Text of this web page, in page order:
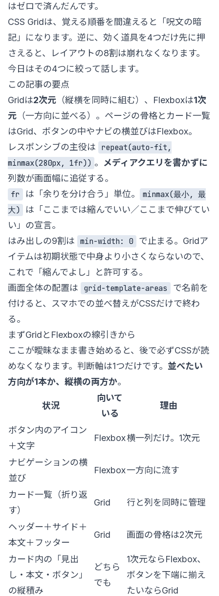
はゼロで済んだんです。
CSS Gridは、覚える順番を間違えると「呪文の暗
記」になります。逆に、効く道具を4つだけ先に押
さえると、レイアウトの8割は崩れなくなります。
今日はその4つに絞って話します。
この記事の要点
Gridは2次元 （縦横を同時に組む）、Flexboxは1次
元 （一方向に並べる）。ページの骨格とカード一覧
はGrid、ボタンの中やナビの横並びはFlexbox。
レスポンシブの主役は
repeat(auto-fit,
minmax(280px, 1fr)) 。 メディアクエリを書かずに
列数が画面幅に追従する。
fr
は「余りを分け合う」単位。
minmax(最小, 最
大)
は「ここまでは縮んでいい／ここまで伸びてい
い」の宣言。
はみ出しの9割は min-width: 0
で止まる。Gridア
イテムは初期状態で中身より小さくならないので、
これで「縮んでよし」と許可する。
画面全体の配置は
grid-template-areas
で名前を
付けると、スマホでの並べ替えがCSSだけで終わ
る。
まずGridとFlexboxの線引きから
ここが曖昧なまま書き始めると、後で必ずCSSが読
めなくなります。判断軸は1つだけです。 並べたい
方向が1本か、縦横の両方か。
状況
向いて
いる
理由
ボタン内のアイコン
＋文字
Flexbox横一列だけ。1次元
ナビゲーションの横
並び
Flexbox一方向に流す
カード一覧（折り返
す）
Grid 行と列を同時に管理
ヘッダー＋サイド＋
本文＋フッター
Grid 画面の骨格は2次元
カード内の「見出
し・本文・ボタン」
の縦積み
どちら
でも
1次元ならFlexbox、
ボタンを下端に揃え
たいならGrid